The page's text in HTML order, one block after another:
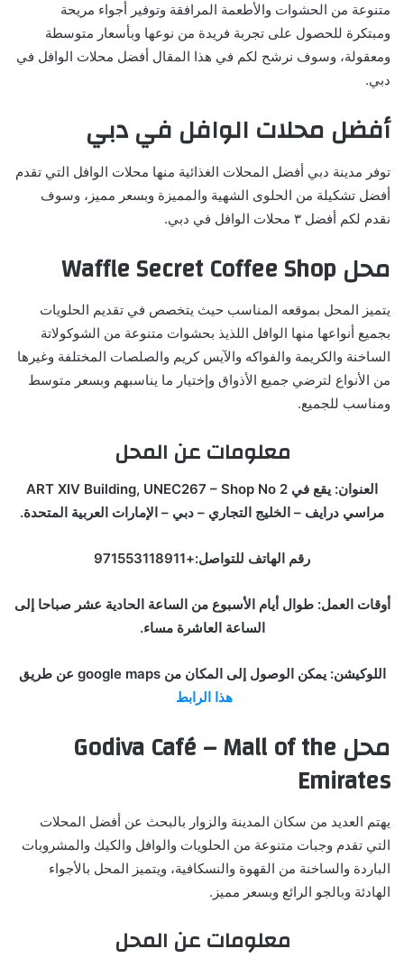
متنوعة من الحشوات والأطعمة المرافقة وتوفير أجواء مريحة
ومبتكرة للحصول على تجربة فريدة من نوعها وبأسعار متوسطة
ومعقولة، وسوف نرشح لكم في هذا المقال أفضل محلات الوافل في
دبي.
أفضل محلات الوافل في دبي
توفر مدينة دبي أفضل المحلات الغذائية منها محلات الوافل التي تقدم
أفضل تشكيلة من الحلوى الشهية والمميزة وبسعر مميز، وسوف
نقدم لكم أفضل ٣ محلات الوافل في دبي.
محل Waffle Secret Coffee Shop
يتميز المحل بموقعه المناسب حيث يتخصص في تقديم الحلويات
بجميع أنواعها منها الوافل اللذيذ بحشوات متنوعة من الشوكولاتة
الساخنة والكريمة والفواكه والآيس كريم والصلصات المختلفة وغيرها
من الأنواع لترضي جميع الأذواق وإختيار ما يناسبهم وبسعر متوسط
ومناسب للجميع.
معلومات عن المحل
العنوان: يقع في ART XIV Building, UNEC267 – Shop No 2
مراسي درايف – الخليج التجاري – دبي – الإمارات العربية المتحدة.
رقم الهاتف للتواصل:+971553118911
أوقات العمل: طوال أيام الأسبوع من الساعة الحادية عشر صباحا إلى
الساعة العاشرة مساء.
اللوكيشن: يمكن الوصول إلى المكان من google maps عن طريق
هذا الرابط
محل Godiva Café – Mall of the
Emirates
يهتم العديد من سكان المدينة والزوار بالبحث عن أفضل المحلات
التي تقدم وجبات متنوعة من الحلويات والوافل والكيك والمشروبات
الباردة والساخنة من القهوة والنسكافية، ويتميز المحل بالأجواء
الهادئة وبالجو الرائع وبسعر مميز.
معلومات عن المحل